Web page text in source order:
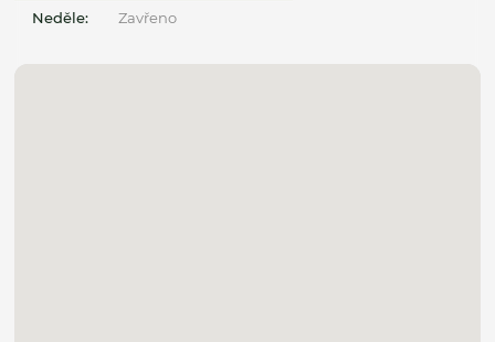
Neděle: Zavřeno